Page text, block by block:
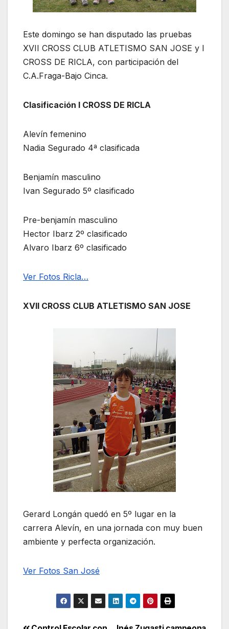
Este domingo se han disputado las pruebas
XVII CROSS CLUB ATLETISMO SAN JOSE y I
CROSS DE RICLA, con participación del
C.A.Fraga-Bajo Cinca.
Clasificación I CROSS DE RICLA
Alevín femenino
Nadia Segurado 4ª clasificada
Benjamín masculino
Ivan Segurado 5º clasificado
Pre-benjamín masculino
Hector Ibarz 2º clasificado
Alvaro Ibarz 6º clasificado
Ver Fotos Ricla…
XVII CROSS CLUB ATLETISMO SAN JOSE
Gerard Longán quedó en 5º lugar en la
carrera Alevín, en una jornada con muy buen
ambiente y perfecta organización.
Ver Fotos San José